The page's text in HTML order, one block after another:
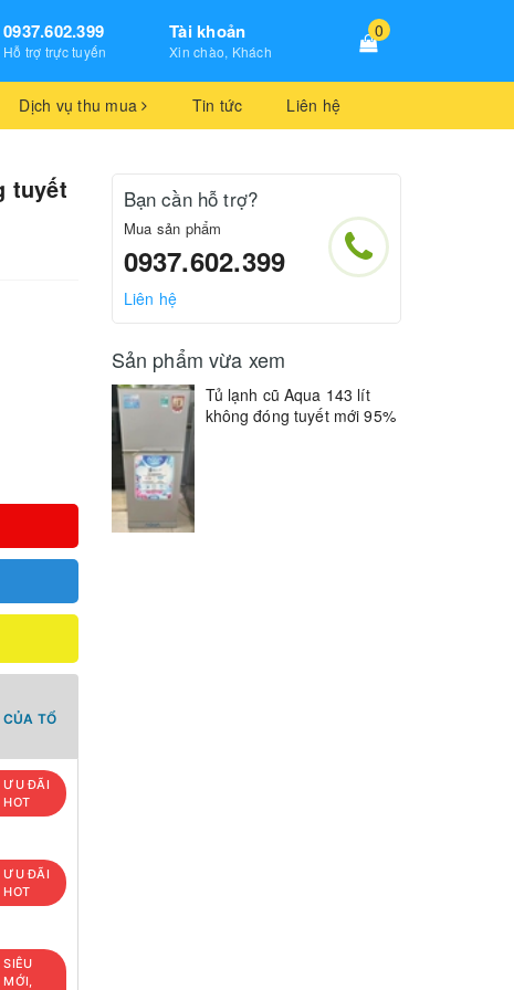
0937.602.399
Hỗ trợ trực tuyến
Tài khoản
Xin chào, Khách
0
Dịch vụ thu mua Tin tức Liên hệ
tuyết
CỦA TỔ
ƯU ĐÃI
HOT
ƯU ĐÃI
HOT
SIÊU
MỚI,
Bạn cần hỗ trợ?
Mua sản phẩm
0937.602.399
Liên hệ
Sản phẩm vừa xem
Tủ lạnh cũ Aqua 143 lít
không đóng tuyết mới 95%